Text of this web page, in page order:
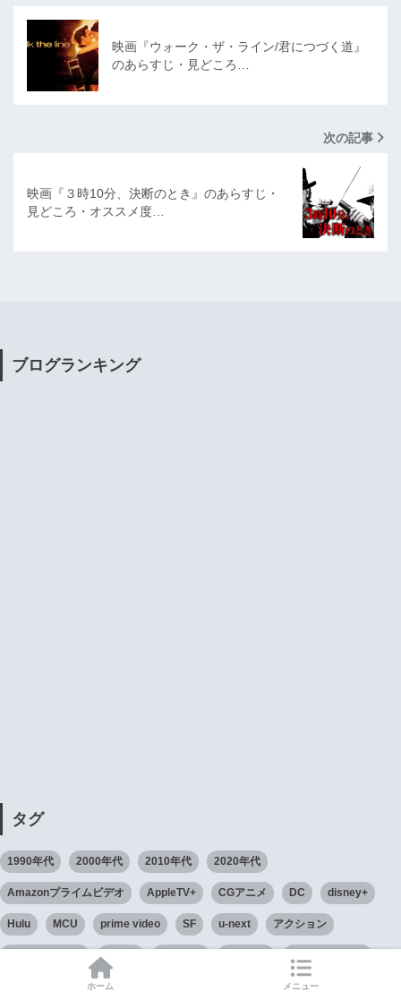
映画『ウォーク・ザ・ライン/君につづく道』
のあらすじ・見どころ…
次の記事
映画『３時10分、決断のとき』のあらすじ・
見どころ・オススメ度…
ブログランキング
タグ
1990年代 2000年代 2010年代 2020年代
Amazonプライムビデオ AppleTV+ CGアニメ DC disney+
Hulu MCU prime video SF u-next アクション
クリスマス サンタクロース
ホーム メニュー